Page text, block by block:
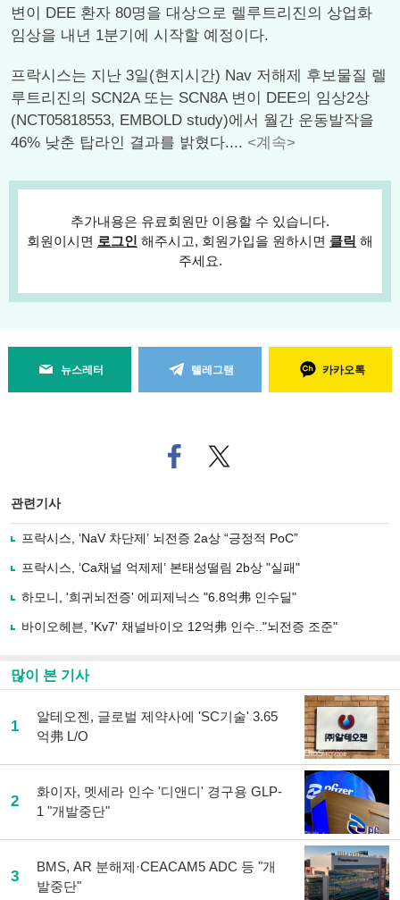
변이 DEE 환자 80명을 대상으로 렐루트리진의 상업화
임상을 내년 1분기에 시작할 예정이다.
프락시스는 지난 3일(현지시간) Nav 저해제 후보물질 렐
루트리진의 SCN2A 또는 SCN8A 변이 DEE의 임상2상
(NCT05818553, EMBOLD study)에서 월간 운동발작을
46% 낮춘 탑라인 결과를 밝혔다.... <계속>
추가내용은 유료회원만 이용할 수 있습니다.
회원이시면 로그인 해주시고, 회원가입을 원하시면 클릭 해
주세요.
뉴스레터 텔레그램 카카오톡
페
이
로
기
사
유
기
트위
터로
관련기사
프락시스, ‘NaV 차단제’ 뇌전증 2a상 “긍정적 PoC”
프락시스, ‘Ca채널 억제제’ 본태성떨림 2b상 "실패"
하모니, '희귀뇌전증' 에피제닉스 "6.8억弗 인수딜"
바이오헤븐, 'Kv7' 채널바이오 12억弗 인수.."뇌전증 조준"
많이 본 기사
1
알테오젠, 글로벌 제약사에 'SC기술' 3.65
억弗 L/O
2
화이자, 멧세라 인수 '디앤디' 경구용 GLP-
1 "개발중단"
3
BMS, AR 분해제·CEACAM5 ADC 등 "개
발중단"